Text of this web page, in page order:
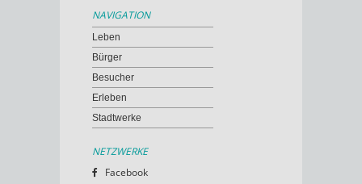
NAVIGATION
Leben
Bürger
Besucher
Erleben
Stadtwerke
NETZWERKE
Facebook